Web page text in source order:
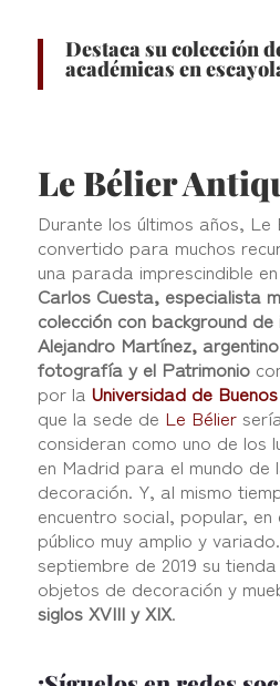
Destaca su colección
académicas en
Le Bélier
Durante los últimos años, Le
convertido para muchos
una parada imprescindible
Carlos Cuesta, especialista
colección con background
Alejandro Martínez,
fotografía y el Patrimonio
por la Universidad de
que la sede de Le Bélier
consideran como uno de los
en Madrid para el mundo de
decoración. Y, al mismo
encuentro social, popular, en
público muy amplio y
septiembre de 2019 su
objetos de decoración y
siglos XVIII y XIX.